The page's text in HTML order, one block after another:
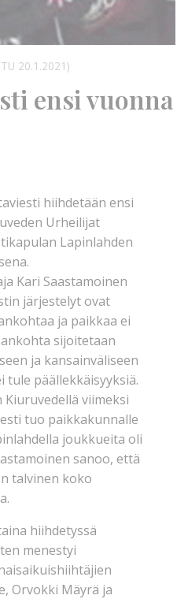
20.1.2021)
ensi vuonna
hiihdetään ensi
Urheilijat
Lapinlahden
Kari Saastamoinen
järjestelyt ovat
ja paikkaa ei
sijoitetaan
ja kansainväliseen
päällekkäisyyksiä.
viimeksi
tuo paikkakunnalle
joukkueita oli
sanoo, että
talvinen koko
hiihdetyssä
menestyi
Orvokki Mäyrä ja